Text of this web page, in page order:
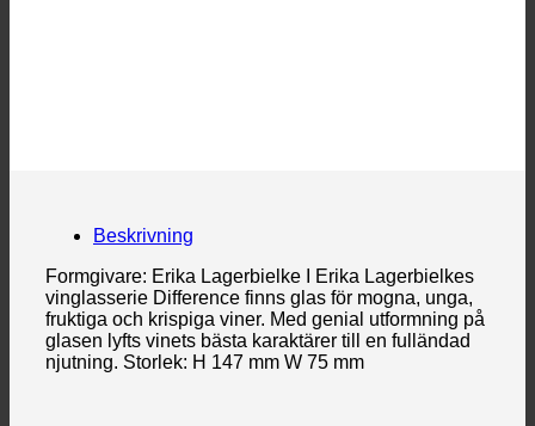
Beskrivning
Formgivare: Erika Lagerbielke I Erika Lagerbielkes
vinglasserie Difference finns glas för mogna, unga,
fruktiga och krispiga viner. Med genial utformning på
glasen lyfts vinets bästa karaktärer till en fulländad
njutning. Storlek: H 147 mm W 75 mm